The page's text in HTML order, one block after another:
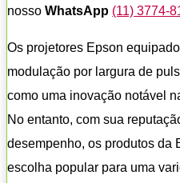
nosso WhatsApp (11) 3774-
Os projetores Epson
modulação por largura de
como uma inovação notável
No entanto, com sua
desempenho, os produtos da
escolha popular para uma